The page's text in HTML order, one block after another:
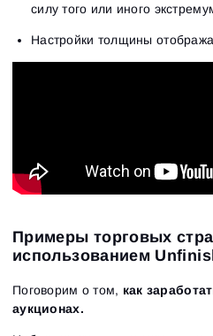
силу того или иного
Настройки толщины
Примеры торговых
использованием
Поговорим о том, как
аукционах.
Close
Войти
Введи адрес электронной
ссылку для создания нового
Сбросить
Я хочу получать
Ознакомьтесь с